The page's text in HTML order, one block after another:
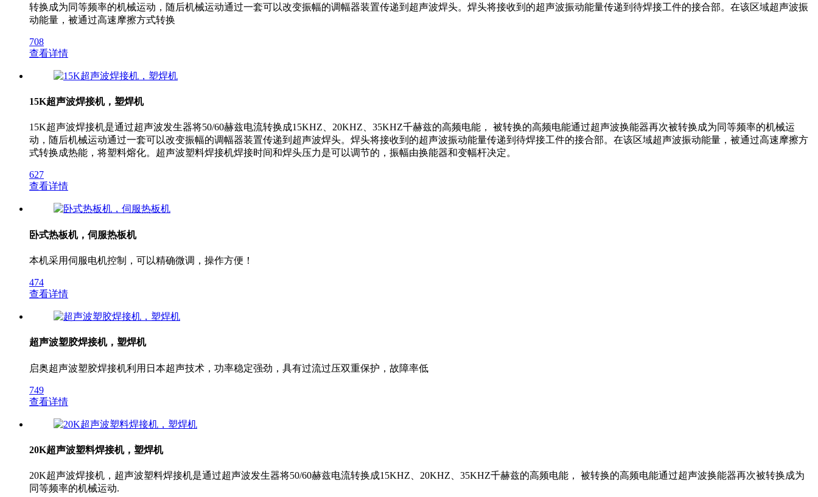
转换成为同等频率的机械运动，随后机械运动通过一套可以改变振幅的调幅器装置传递到超声波焊头。焊头将接收到的超声波振动能量传递到待焊接工件的接合部。在该区域超声波振
动能量，被通过高速摩擦方式转换
708
查看详情
15K超声波焊接机，塑焊机
15K超声波焊接机是通过超声波发生器将50/60赫兹电流转换成15KHZ、20KHZ、35KHZ千赫兹的高频电能， 被转换的高频电能通过超声波换能器再次被转换成为同等频率的机械运
动，随后机械运动通过一套可以改变振幅的调幅器装置传递到超声波焊头。焊头将接收到的超声波振动能量传递到待焊接工件的接合部。在该区域超声波振动能量，被通过高速摩擦方
式转换成热能，将塑料熔化。超声波塑料焊接机焊接时间和焊头压力是可以调节的，振幅由换能器和变幅杆决定。
627
查看详情
卧式热板机，伺服热板机
本机采用伺服电机控制，可以精确微调，操作方便！
474
查看详情
超声波塑胶焊接机，塑焊机
启奥超声波塑胶焊接机利用日本超声技术，功率稳定强劲，具有过流过压双重保护，故障率低
749
查看详情
20K超声波塑料焊接机，塑焊机
20K超声波焊接机，超声波塑料焊接机是通过超声波发生器将50/60赫兹电流转换成15KHZ、20KHZ、35KHZ千赫兹的高频电能， 被转换的高频电能通过超声波换能器再次被转换成为
同等频率的机械运动.